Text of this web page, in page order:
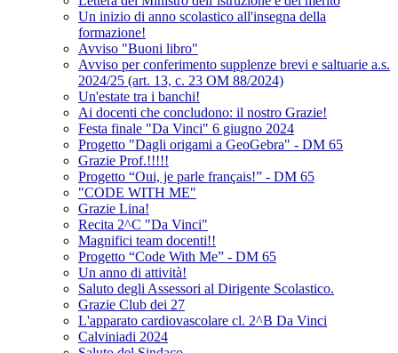
Un inizio di anno scolastico all'insegna della
formazione!
Avviso "Buoni libro"
Avviso per conferimento supplenze brevi e saltuarie a.s.
2024/25 (art. 13, c. 23 OM 88/2024)
Un'estate tra i banchi!
Ai docenti che concludono: il nostro Grazie!
Festa finale "Da Vinci" 6 giugno 2024
Progetto "Dagli origami a GeoGebra" - DM 65
Grazie Prof.!!!!!
Progetto “Oui, je parle français!” - DM 65
"CODE WITH ME"
Grazie Lina!
Recita 2^C "Da Vinci"
Magnifici team docenti!!
Progetto “Code With Me” - DM 65
Un anno di attività!
Saluto degli Assessori al Dirigente Scolastico.
Grazie Club dei 27
L'apparato cardiovascolare cl. 2^B Da Vinci
Calviniadi 2024